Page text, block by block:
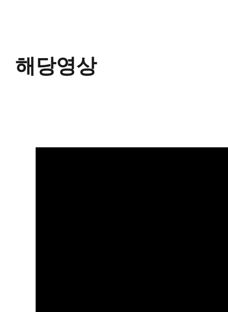
해당영상